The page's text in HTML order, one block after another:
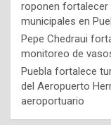
roponen fortalecer
municipales en
Pepe Chedraui
monitoreo de
Puebla fortalece
del Aeropuerto
aeroportuario